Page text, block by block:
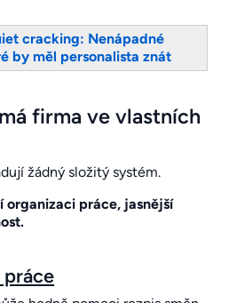
cracking: Nenápadné
by měl personalista znát
firma ve vlastních
žádný složitý systém.
organizaci práce, jasnější
práce